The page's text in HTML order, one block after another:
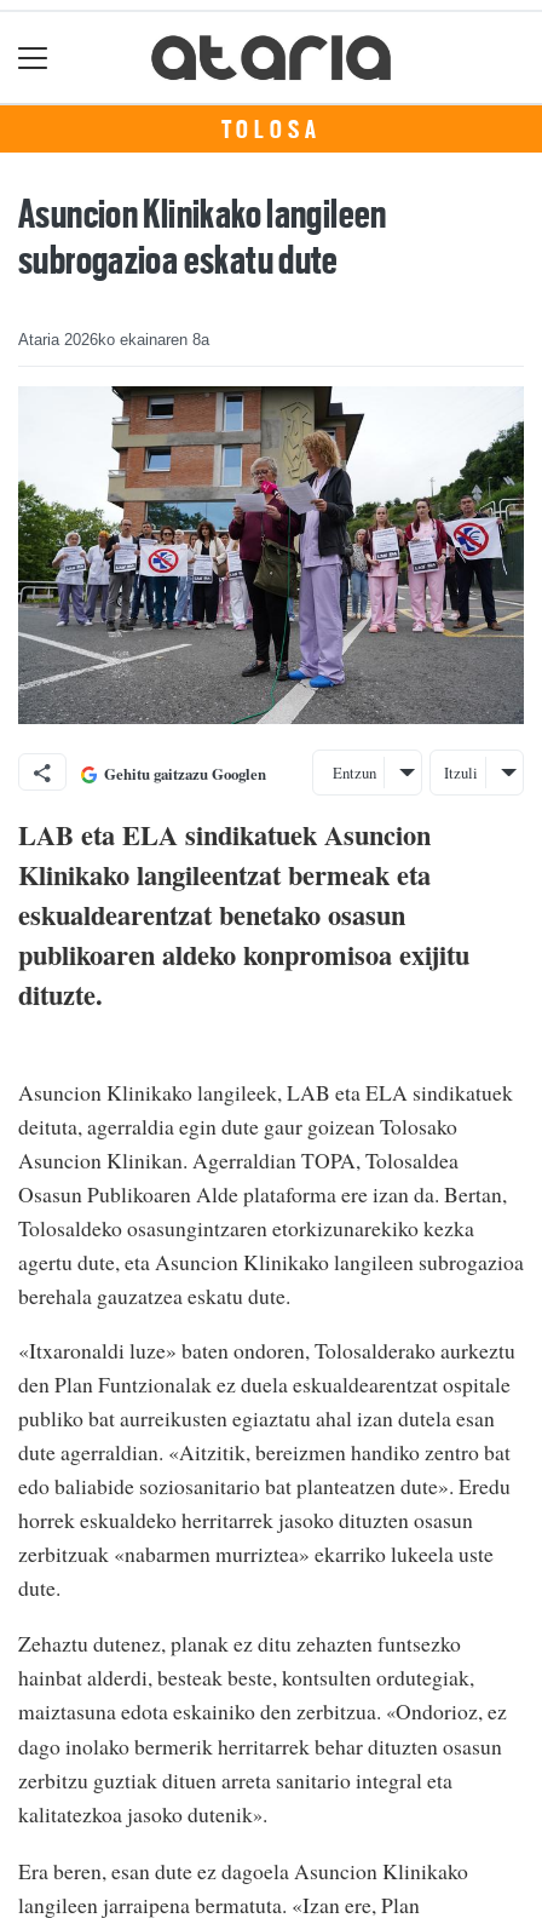
TOLOSA
Asuncion Klinikako langileen
subrogazioa eskatu dute
Ataria 2026ko ekainaren 8a
Gehitu gaitzazu Googlen Entzun Itzuli
LAB eta ELA sindikatuek Asuncion
Klinikako langileentzat bermeak eta
eskualdearentzat benetako osasun
publikoaren aldeko konpromisoa exijitu
dituzte.
Asuncion Klinikako langileek, LAB eta ELA sindikatuek
deituta, agerraldia egin dute gaur goizean Tolosako
Asuncion Klinikan. Agerraldian TOPA, Tolosaldea
Osasun Publikoaren Alde plataforma ere izan da. Bertan,
Tolosaldeko osasungintzaren etorkizunarekiko kezka
agertu dute, eta Asuncion Klinikako langileen subrogazioa
berehala gauzatzea eskatu dute.
«Itxaronaldi luze» baten ondoren, Tolosalderako aurkeztu
den Plan Funtzionalak ez duela eskualdearentzat ospitale
publiko bat aurreikusten egiaztatu ahal izan dutela esan
dute agerraldian. «Aitzitik, bereizmen handiko zentro bat
edo baliabide soziosanitario bat planteatzen dute». Eredu
horrek eskualdeko herritarrek jasoko dituzten osasun
zerbitzuak «nabarmen murriztea» ekarriko lukeela uste
dute.
Zehaztu dutenez, planak ez ditu zehazten funtsezko
hainbat alderdi, besteak beste, kontsulten ordutegiak,
maiztasuna edota eskainiko den zerbitzua. «Ondorioz, ez
dago inolako bermerik herritarrek behar dituzten osasun
zerbitzu guztiak dituen arreta sanitario integral eta
kalitatezkoa jasoko dutenik».
Era beren, esan dute ez dagoela Asuncion Klinikako
langileen jarraipena bermatuta. «Izan ere, Plan